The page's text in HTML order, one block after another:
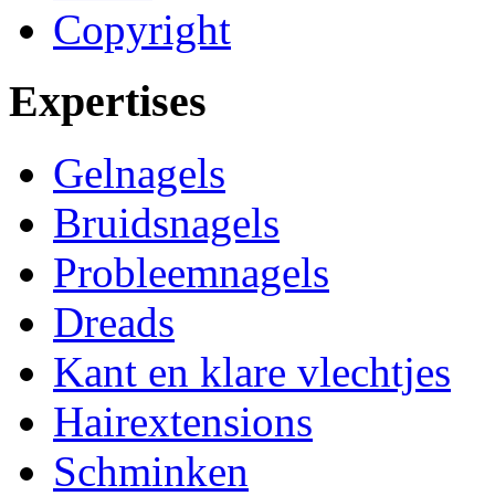
Copyright
Expertises
Gelnagels
Bruidsnagels
Probleemnagels
Dreads
Kant en klare vlechtjes
Hairextensions
Schminken